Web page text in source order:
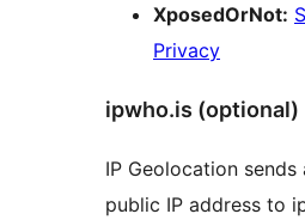
XposedOrNot:
Privacy
ipwho.is (optional)
IP Geolocation sends
public IP address to